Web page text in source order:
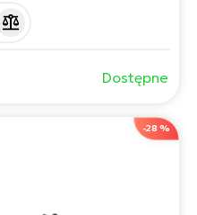
Bosch CX 5. generacji o
pokonają Państwo
Dostępne
-28 %